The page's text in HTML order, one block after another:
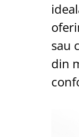
Periute de dinti
Irigatoare bucale
Ondulatoare sisau
din